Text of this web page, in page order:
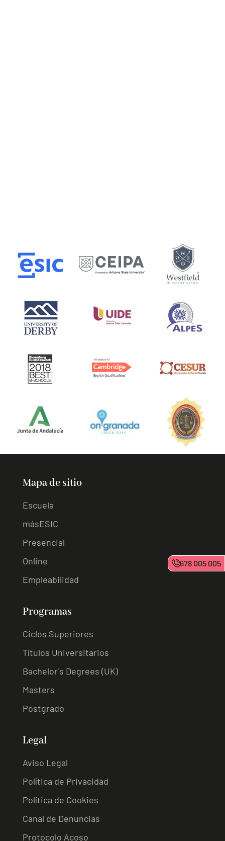
Mapa de sitio
Escuela
másESIC
Presencial
Online
Empleabilidad
Programas
Ciclos Superiores
Títulos Universitarios
Bachelor's Degrees (UK)
Masters
Postgrado
Legal
Aviso Legal
Política de Privacidad
Política de Cookies
Canal de Denuncias
Protocolo Acoso
678 005 005